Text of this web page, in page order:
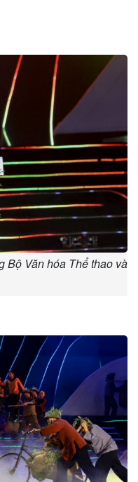
Bộ Văn hóa Thể thao và